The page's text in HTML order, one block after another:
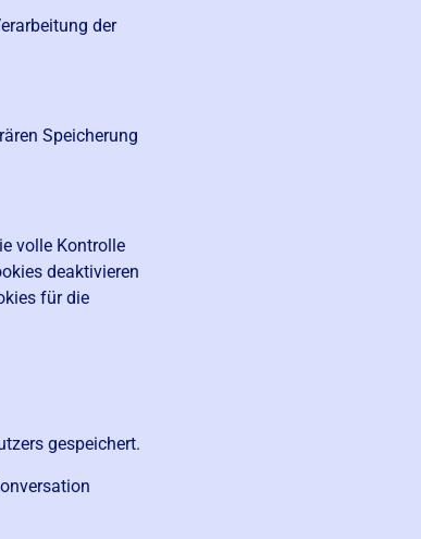
der
Speicherung
volle Kontrolle
deaktivieren
für die
gespeichert.